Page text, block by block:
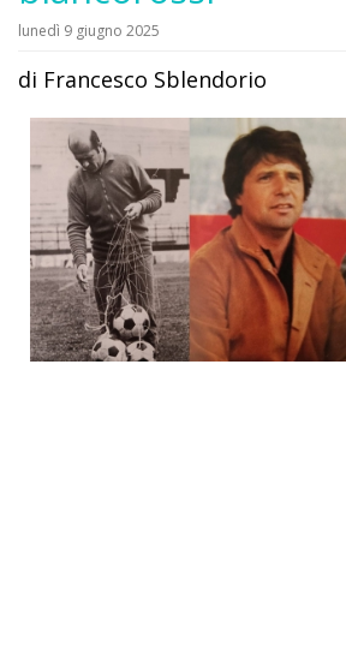
lunedì 9 giugno 2025
di Francesco Sblendorio